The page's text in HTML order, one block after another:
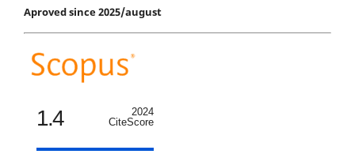
Aproved since 2025/august
1.4
2024
CiteScore